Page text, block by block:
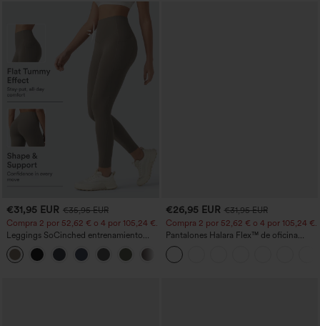
€31,95 EUR €35,95 EUR
Compra 2 por 52,62 € o 4 por 105,24 €.
Leggings SoCinched entrenamiento
moldeador abdomen bolsillo lateral tiro
alto
€26,95 EUR €31,95 EUR
Compra 2 por 52,62 € o 4 por 105,24 €.
Pantalones Halara Flex™ de oficina
anchos plisados de tiro alto con bolsillos
en tela tipo gofre